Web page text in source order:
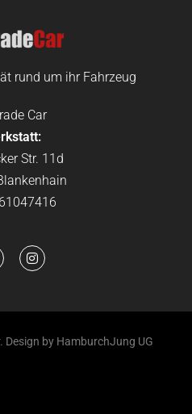
rund um ihr Fahrzeug
Car
Str. 11d
by HamburchJung UG